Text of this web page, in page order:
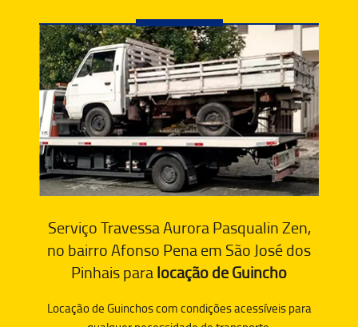
Serviço Travessa Aurora Pasqualin Zen,
no bairro Afonso Pena em São José dos
Pinhais paralocação de Guincho
Locação de Guinchos com condições acessíveis para